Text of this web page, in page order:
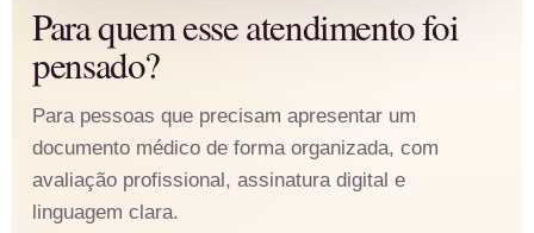
Para quem esse atendimento foi
pensado?
Para pessoas que precisam apresentar um
documento médico de forma organizada, com
avaliação profissional, assinatura digital e
linguagem clara.